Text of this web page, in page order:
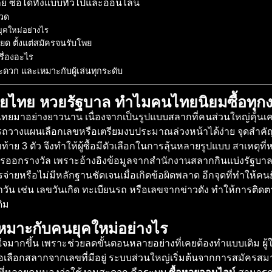
ซื้อได้ทั้งแบบทั่วไปและออนไลน์
ด
ใหม่อย่างไร
ด ตั้งแต่สมัครจนรับโพย
องอะไร
ดวก และเหมาะกับผู้เล่นทุกระดับ
ไทย หวยรัฐบาล ทำไมคนไทยนิยมซื้อทุก
ยมาอย่างยาวนาน เนื่องจากเป็นรูปแบบสลากที่คนส่วนใหญ่คุ้นเ
วางแผนเลือกเลขหรือเตรียมงบประมาณล่วงหน้าได้ง่าย จุดสำ
าย 3 ตัว จึงทำให้ผู้ซื้อมีตัวเลือกในการลุ้นหลายรูปแบบ สาเหตุ
อกรางวัล เพราะอ้างอิงข้อมูลจากสำนักงานสลากกินแบ่งรัฐบ
ายหรือไม่มีหลักฐานชัดเจนเมื่อเกิดข้อผิดพลาด อีกจุดที่ทำให้ค
น เช่น เลขวันเกิด ทะเบียนรถ หรือเลขจากข่าวดัง ทำให้การติ
ม
าะกับคนยุคใหม่อย่างไร
มากขึ้น เพราะช่วยลดขั้นตอนหลายอย่างที่เคยต้องทำแบบเดิม ผู้
ลือกสลากจากเลขที่มีอยู่ ระบบส่วนใหญ่เริ่มต้นจากการสมัครสม